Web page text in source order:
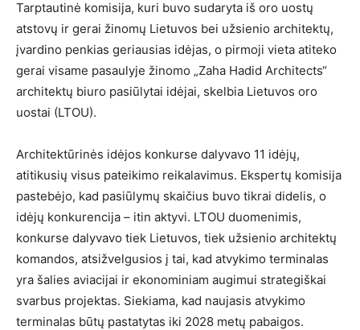
Tarptautinė komisija, kuri buvo sudaryta iš oro uostų
atstovų ir gerai žinomų Lietuvos bei užsienio architektų,
įvardino penkias geriausias idėjas, o pirmoji vieta atiteko
gerai visame pasaulyje žinomo „Zaha Hadid Architects“
architektų biuro pasiūlytai idėjai, skelbia Lietuvos oro
uostai (LTOU).
Architektūrinės idėjos konkurse dalyvavo 11 idėjų,
atitikusių visus pateikimo reikalavimus. Ekspertų komisija
pastebėjo, kad pasiūlymų skaičius buvo tikrai didelis, o
idėjų konkurencija – itin aktyvi. LTOU duomenimis,
konkurse dalyvavo tiek Lietuvos, tiek užsienio architektų
komandos, atsižvelgusios į tai, kad atvykimo terminalas
yra šalies aviacijai ir ekonominiam augimui strategiškai
svarbus projektas. Siekiama, kad naujasis atvykimo
terminalas būtų pastatytas iki 2028 metų pabaigos.